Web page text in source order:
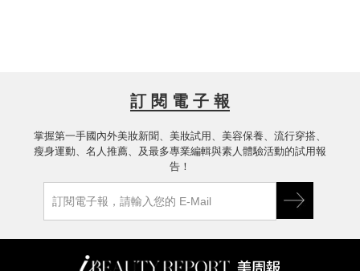
訂 閱 電 子 報
掌握第一手國內外美妝新聞、美妝試用、美容保養、流行穿搭、
瘦身運動、名人推薦、及最多專業編輯與素人體驗活動的試用報
告！